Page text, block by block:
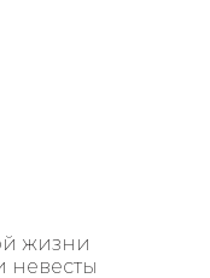
жизни
невесты